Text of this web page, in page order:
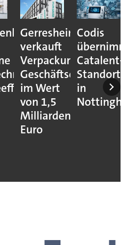
Gerresheimer
verkauft
Verpackungs-
Geschäftseinheiten
im Wert
von 1,5
Milliarden
Euro
Codis
Catalent-
Standort
in